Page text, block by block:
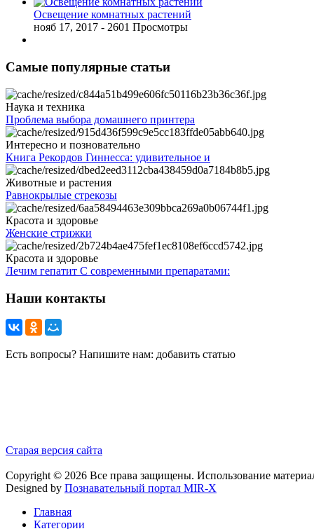
Освещение комнатных растений
нояб 17, 2017 - 2601 Просмотры
Самые популярные статьи
Наука и техника
Проблема выбора домашнего принтера
Интересно и позновательно
Книга Рекордов Гиннесса: удивительное и
Животные и растения
Равнокрылые стрекозы
Красота и здоровье
Женские стрижки
Красота и здоровье
Лечим гепатит С современными препаратами:
Наши контакты
Есть вопросы? Напишите нам: добавить статью
Старая версия сайта
Copyright © 2026 Все права защищены. Использование
Designed by Познавательный портал MIR-X
Главная
Категории